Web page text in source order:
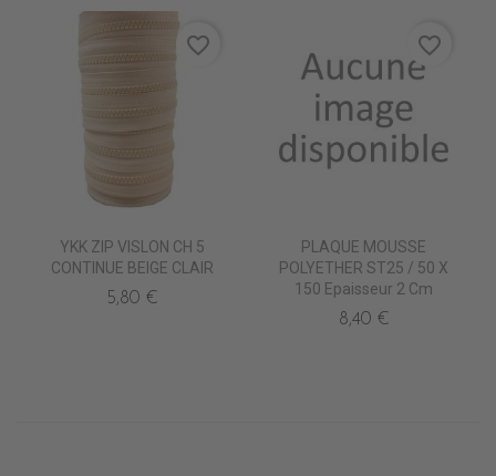
YKK ZIP VISLON CH 5
CONTINUE BEIGE CLAIR
5,80 €
favorite_border
PLAQUE MOUSSE
POLYETHER ST25 / 50 X
150 Epaisseur 2 Cm
8,40 €
favorite_border